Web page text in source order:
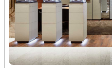
安徽省安庆市迎江区人民
安徽省蚌埠市蚌山区淮河
安徽省亳州市谯城区魏武